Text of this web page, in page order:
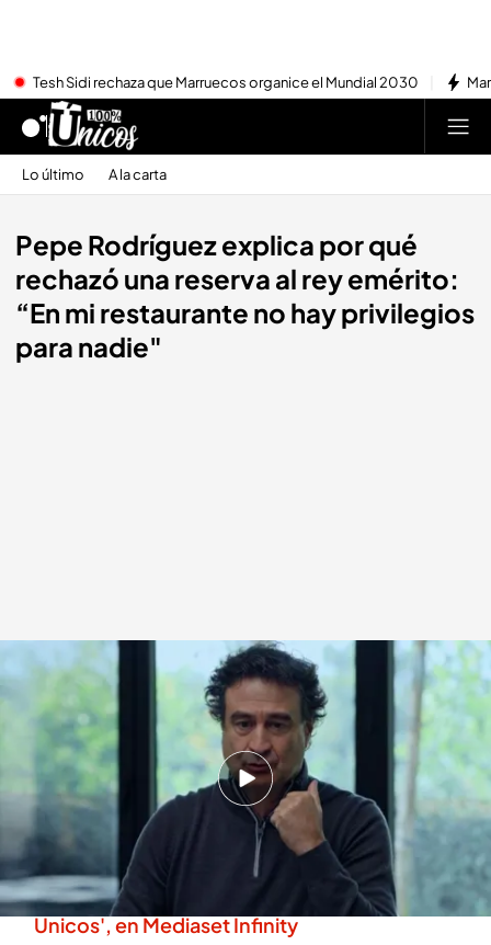
Tesh Sidi rechaza que Marruecos organice el Mundial 2030
Lo último A la carta
Pepe Rodríguez explica por qué
rechazó una reserva al rey emérito:
“En mi restaurante no hay privilegios
para nadie"
Practica Cuatro
14 MAY 2026 - 00:40h.
Pepe Rodríguez cuenta cómo rechazó dar
mesa al rey emérito por tener el restaurante
lleno
Todos los programas completos de '100%
Únicos', en Mediaset Infinity